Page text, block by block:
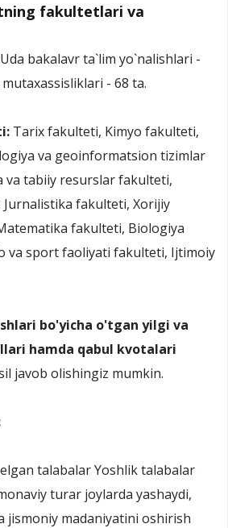
fakultetlari va
bakalavr ta`lim yo`nalishlari -
- 68 ta.
Tarix fakulteti, Kimyo fakulteti,
va geoinformatsion tizimlar
va tabiiy resurslar fakulteti,
fakulteti, Xorijiy
fakulteti, Biologiya
va sport faoliyati fakulteti, Ijtimoiy
bo'yicha o'tgan yilgi va
hamda qabul kvotalari
javob olishingiz mumkin.
talabalar Yoshlik talabalar
turar joylarda yashaydi,
jismoniy madaniyatini oshirish